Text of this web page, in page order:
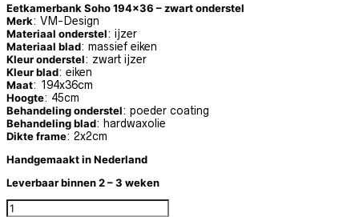
Eetkamerbank Soho 194×36 – zwart onderstel
Merk: VM-Design
Materiaal onderstel: ijzer
Materiaal blad: massief eiken
Kleur onderstel: zwart ijzer
Kleur blad: eiken
Maat: 194x36cm
Hoogte: 45cm
Behandeling onderstel: poeder coating
Behandeling blad: hardwaxolie
Dikte frame: 2x2cm
Handgemaakt in Nederland
Leverbaar binnen 2 – 3 weken
EETKAMERBANK SOHO 194X36 - ZWART ONDERSTEL AANTAL